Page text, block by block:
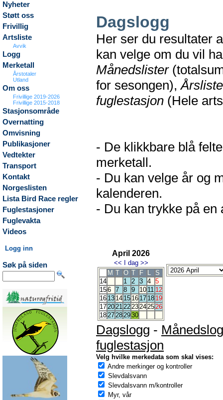
Nyheter
Støtt oss
Frivillig
Artsliste
Avvik
Logg
Merketall
Årstotaler
Utland
Om oss
Frivillige 2019-2026
Frivillige 2015-2018
Stasjonsområde
Overnatting
Omvisning
Publikasjoner
Vedtekter
Transport
Kontakt
Norgeslisten
Lista Bird Race regler
Fuglestasjoner
Fuglevakta
Videos
Logg inn
Søk på siden
Dagslogg
Her ser du resultater
kan velge om du vil
Månedslister
for sesongen),
fuglestasjon (Hele
- De klikkbare blå
merketall.
- Du kan velge år og
kalenderen.
- Du kan trykke på en
April 2026
<< I dag >>
M T O T F L
S
14
1 2 3 4 5
156 7 8 9 10 11 12
16 13 14 15 16 17 18 19
1720212223242526
1827282930
Dagslogg -
fuglestasjon
Velg hvilke merkedata som skal vises:
Andre merkinger og kontroller
Slevdalsvann
Slevdalsvann m/kontroller
Myr, vår